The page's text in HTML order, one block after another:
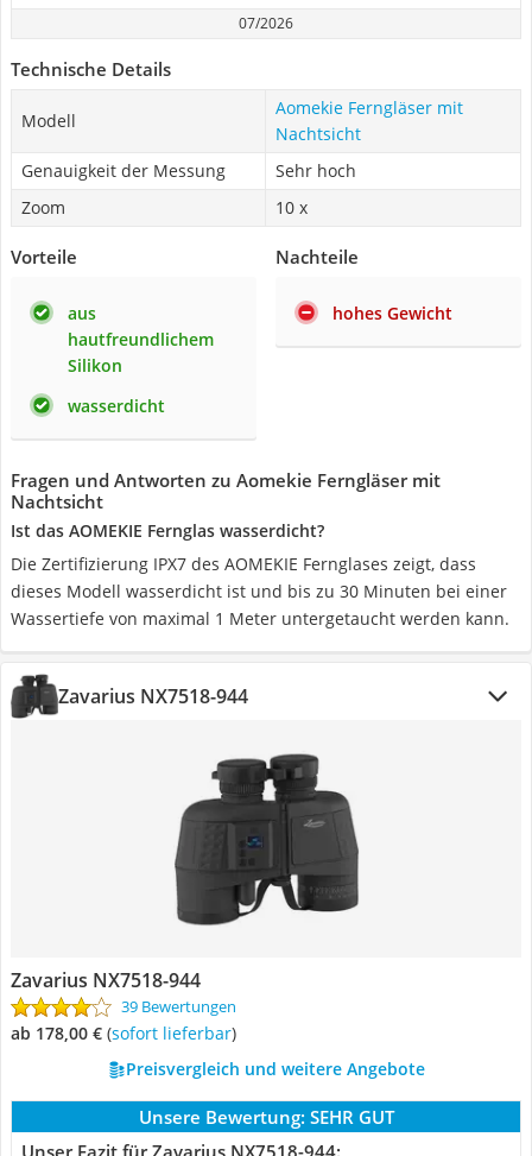
07/2026
Technische Details
Modell
Aomekie Ferngläser mit
Nachtsicht
Genauigkeit der Messung
Sehr hoch
Zoom
10 x
Vorteile
aus
hautfreundlichem
Silikon
wasserdicht
Nachteile
hohes Gewicht
Fragen und Antworten zu Aomekie Ferngläser mit
Nachtsicht
Ist das AOMEKIE Fernglas wasserdicht?
Die Zertifizierung IPX7 des AOMEKIE Fernglases zeigt, dass
dieses Modell wasserdicht ist und bis zu 30 Minuten bei einer
Wassertiefe von maximal 1 Meter untergetaucht werden kann.
Zavarius NX7518-944
Zavarius NX7518-944
39 Bewertungen
ab 178,00 € ( Sofort lieferbar)
Preisvergleich und weitere Angebote
Unsere Bewertung: SEHR GUT
Unser Fazit für Zavarius NX7518-944: